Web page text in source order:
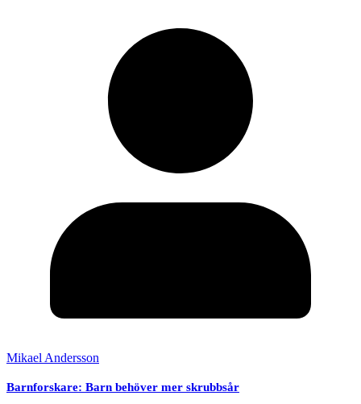
Mikael Andersson
Barnforskare: Barn behöver mer skrubbsår